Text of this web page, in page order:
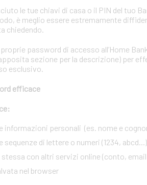
le tue chiavi di casa o il PIN del tuo
è meglio essere estremamente
chiedendo.
proprie password di accesso all’Home
apposita sezione per la descrizione) per
esclusivo.
efficace
informazioni personali (es. nome e
sequenze di lettere o numeri (1234, abcd...)
stessa con altri servizi online (conto,
nel browser